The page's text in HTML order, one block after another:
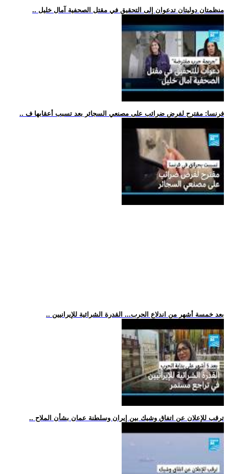
.. منظمتان دوليتان تدعوان إلى التحقيق في مقتل الصحفية آمال خليل
.. فرنسا: مقترح لفرض ضرائب على مصنعي السجائر بعد تسبب أعقابها ف
.. بعد خمسة أشهر من اندلاع الحرب... القدرة الشرائية للإيرانيين
.. ترقب للإعلان عن اتفاق وشيك بين إيران وسلطنة عمان بشأن الملاح